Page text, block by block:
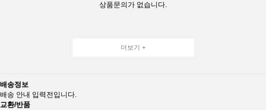
상품문의가 없습니다.
더보기 +
배송정보
배송 안내 입력전입니다.
교환/반품